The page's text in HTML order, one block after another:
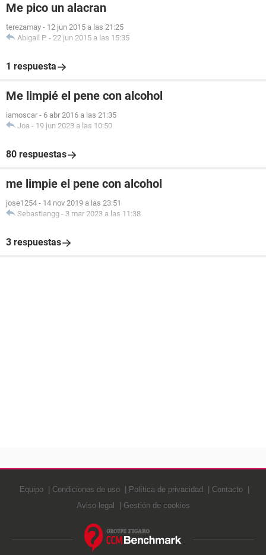
Me pico un alacran
terezamay - 12 jun 2015 a las 21:25
Abigail P. - 22 jun 2015 a las 15:35
1 respuesta
Me limpié el pene con alcohol
iamoscar - 6 abr 2016 a las 21:35
Joa - 19 jun 2023 a las 10:50
80 respuestas
me limpie el pene con alcohol
jose1254 - 14 nov 2019 a las 23:51
Sebastiangg - 3 mar 2023 a las 11:38
3 respuestas
Equipo Condiciones de uso Política de privacidad
Contacto
Aviso legal
Gestión de cookies